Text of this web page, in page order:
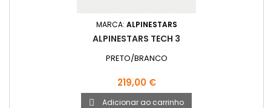
MARCA: ALPINESTARS
ALPINESTARS TECH 3
PRETO/BRANCO
Preço
219,00 €
 Adicionar ao carrinho